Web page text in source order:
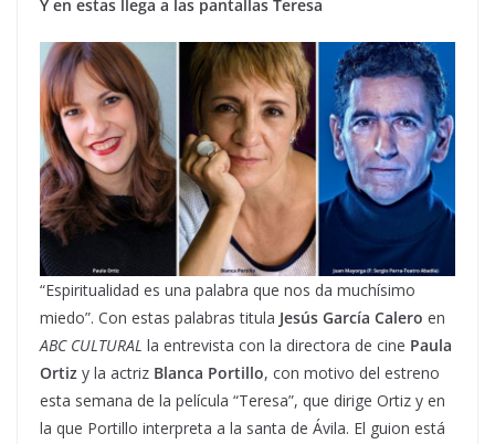
Y en estas llega a las pantallas Teresa
“Espiritualidad es una palabra que nos da muchísimo
miedo”. Con estas palabras titula Jesús García Calero en
ABC CULTURAL la entrevista con la directora de cine Paula
Ortiz y la actriz Blanca Portillo, con motivo del estreno
esta semana de la película “Teresa”, que dirige Ortiz y en
la que Portillo interpreta a la santa de Ávila. El guion está